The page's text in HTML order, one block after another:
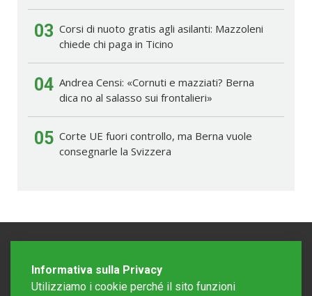
03 Corsi di nuoto gratis agli asilanti: Mazzoleni
chiede chi paga in Ticino
04 Andrea Censi: «Cornuti e mazziati? Berna
dica no al salasso sui frontalieri»
05 Corte UE fuori controllo, ma Berna vuole
consegnarle la Svizzera
Informativa sulla Privacy
Utilizziamo i cookie perché il sito funzioni